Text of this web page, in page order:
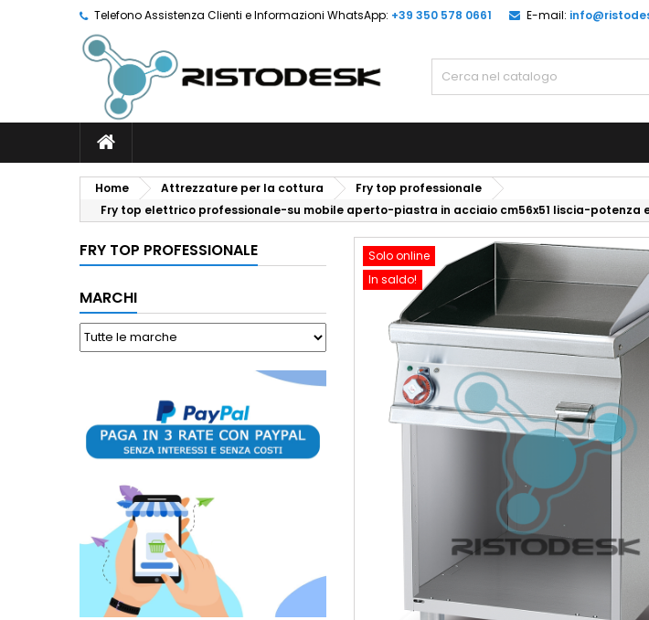
Telefono Assistenza Clienti e Informazioni WhatsApp: +39 350 578 0661 E-mail:
Home Attrezzature per la cottura
Fry top professionale
Fry top elettrico professionale-su mobile aperto-piastra in acciaio cm56x51 liscia-
FRY TOP PROFESSIONALE
MARCHI
Solo online
In saldo!